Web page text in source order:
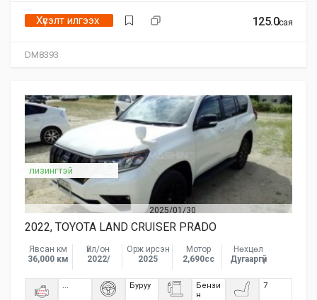
DM8393
125.0сая
Хүсэлт илгээх
2025/01/30
лизингтэй
2022, TOYOTA LAND CRUISER PRADO
Явсан км
36,000 км
Үйл/он
2022/
Орж ирсэн
2025
Мотор
2,690сс
Нөхцөл
Дугааргүй
... Буруу
Бензи
н
7